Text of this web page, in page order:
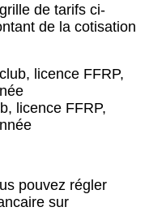
de tarifs ci-
de la cotisation
licence FFRP,
licence FFRP,
pouvez régler
sur